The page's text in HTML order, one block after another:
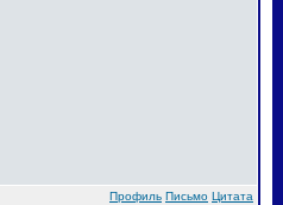
Профиль Письмо Цитата